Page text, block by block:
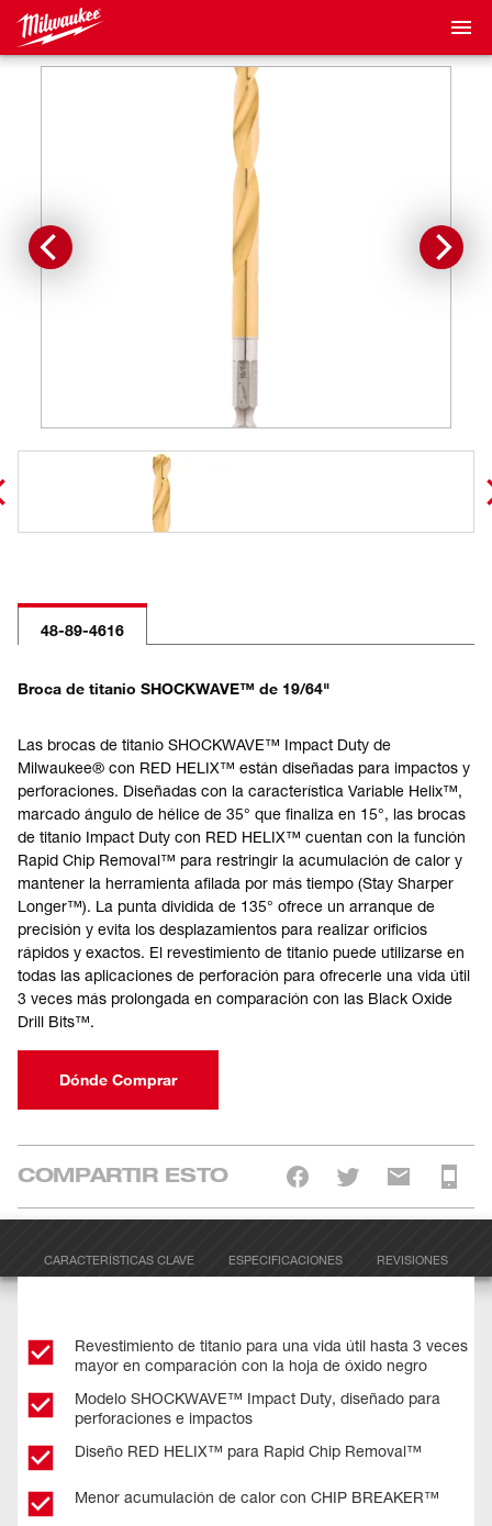
48-89-4616
Broca de titanio SHOCKWAVE™ de 19/64"
Las brocas de titanio SHOCKWAVE™ Impact Duty de
Milwaukee® con RED HELIX™ están diseñadas para impactos y
perforaciones. Diseñadas con la característica Variable Helix™,
marcado ángulo de hélice de 35° que finaliza en 15°, las brocas
de titanio Impact Duty con RED HELIX™ cuentan con la función
Rapid Chip Removal™ para restringir la acumulación de calor y
mantener la herramienta afilada por más tiempo (Stay Sharper
Longer™). La punta dividida de 135° ofrece un arranque de
precisión y evita los desplazamientos para realizar orificios
rápidos y exactos. El revestimiento de titanio puede utilizarse en
todas las aplicaciones de perforación para ofrecerle una vida útil
3 veces más prolongada en comparación con las Black Oxide
Drill Bits™.
Dónde Comprar
COMPARTIR ESTO
CARACTERÍSTICAS CLAVE ESPECIFICACIONES REVISIONES
Revestimiento de titanio para una vida útil hasta 3 veces
mayor en comparación con la hoja de óxido negro
Modelo SHOCKWAVE™ Impact Duty, diseñado para
perforaciones e impactos
Diseño RED HELIX™ para Rapid Chip Removal™
Menor acumulación de calor con CHIP BREAKER™